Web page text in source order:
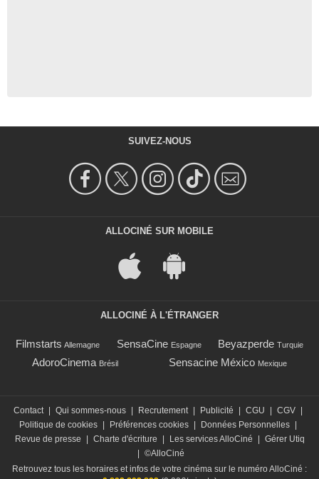
SUIVEZ-NOUS
ALLOCINÉ SUR MOBILE
ALLOCINÉ À L'ÉTRANGER
Filmstarts Allemagne SensaCine Espagne Beyazperde Turquie
AdoroCinema Brésil Sensacine México Mexique
Contact | Qui sommes-nous | Recrutement | Publicité | CGU | CGV |
Politique de cookies | Préférences cookies | Données Personnelles |
Revue de presse
| Charte d'écriture | Les services AlloCiné | Gérer Utiq
| ©AlloCiné
Retrouvez tous les horaires et infos de votre cinéma sur le numéro AlloCiné :